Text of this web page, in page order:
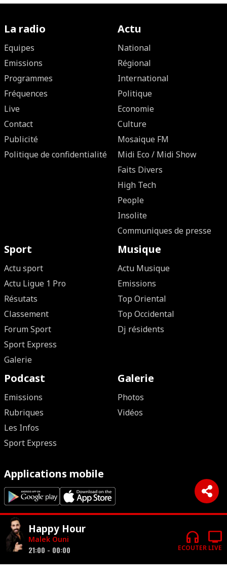
La radio
Equipes
Emissions
Programmes
Fréquences
Live
Contact
Publicité
Politique de confidentialité
Actu
National
Régional
International
Politique
Economie
Culture
Mosaique FM
Midi Eco / Midi Show
Faits Divers
High Tech
People
Insolite
Communiques de presse
Sport
Actu sport
Actu Ligue 1 Pro
Résutats
Classement
Forum Sport
Sport Express
Galerie
Musique
Actu Musique
Emissions
Top Oriental
Top Occidental
Dj résidents
Podcast
Emissions
Rubriques
Les Infos
Sport Express
Galerie
Photos
Vidéos
Applications mobile
Suivez nous
Happy Hour
Malek Ouni
21:00 - 00:00
headphones
ECOUTER
tv
LIVE